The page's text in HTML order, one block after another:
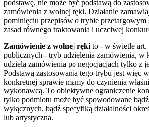
podstawę, nie może być podstawą do
zamówienia z wolnej ręki. Działanie
pominięciu przepisów o trybie przetargowym
zasad równego traktowania i uczciwej
Zamówienie z wolnej ręki to - w świetle art.
publicznych - tryb udzielenia zamówienia, w
udziela zamówienia po negocjacjach tylko z
Podstawą zastosowania tego trybu jest więc
konkretnej sprawie mamy do czynienia
wykonawcą. To obiektywne ograniczenie
tylko podmiotu może być spowodowane
wyłącznych, bądź specyfiką działalności
lub artystyczna.